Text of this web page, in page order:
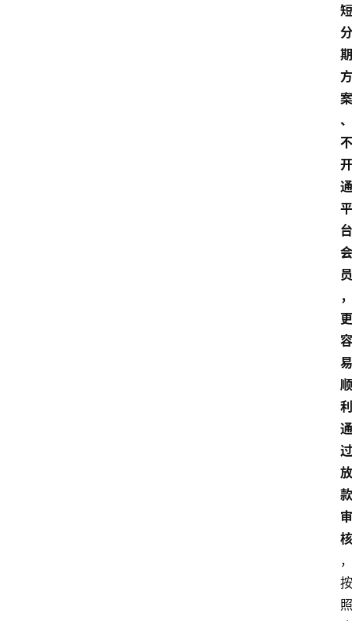
短
分
期
方
案
、
不
开
通
平
台
会
员
，
更
容
易
顺
利
通
过
放
款
审
核
，
按
照